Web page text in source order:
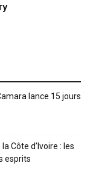
lance 15 jours
Côte d’Ivoire : les
esprits